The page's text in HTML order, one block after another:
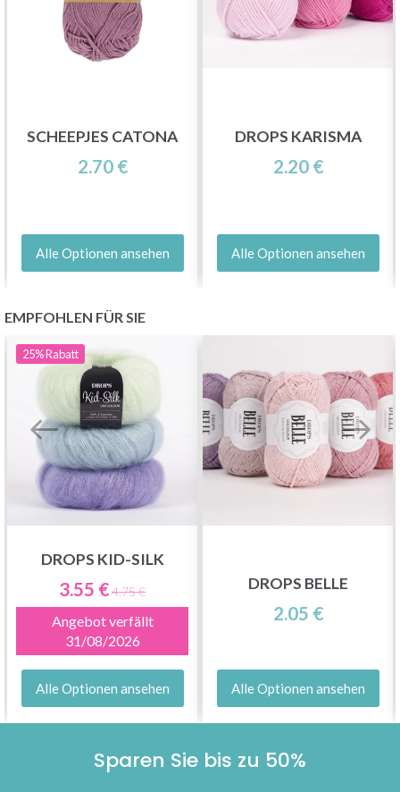
SCHEEPJES CATONA
2.70 €
Alle Optionen ansehen
DROPS KARISMA
2.20 €
Alle Optionen ansehen
EMPFOHLEN FÜR SIE
25%Rabatt
DROPS KID-SILK
3.55 €4.75 €
Angebot verfällt
31/08/2026
Alle Optionen ansehen
DROPS BELLE
2.05 €
Alle Optionen ansehen
Sparen Sie bis zu 50%